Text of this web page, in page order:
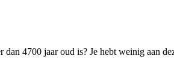
dan 4700 jaar oud is? Je hebt weinig aan